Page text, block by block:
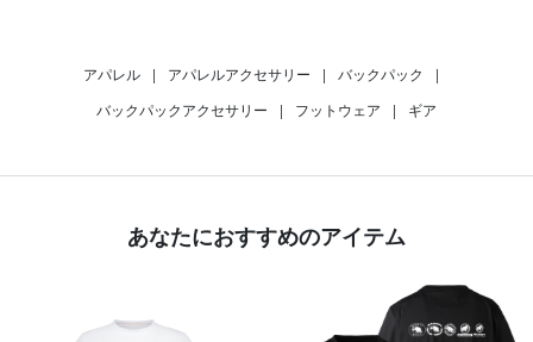
アパレル | アパレルアクセサリー | バックパック
|
バックパックアクセサリー
| フットウェア | ギア
あなたにおすすめのアイテム